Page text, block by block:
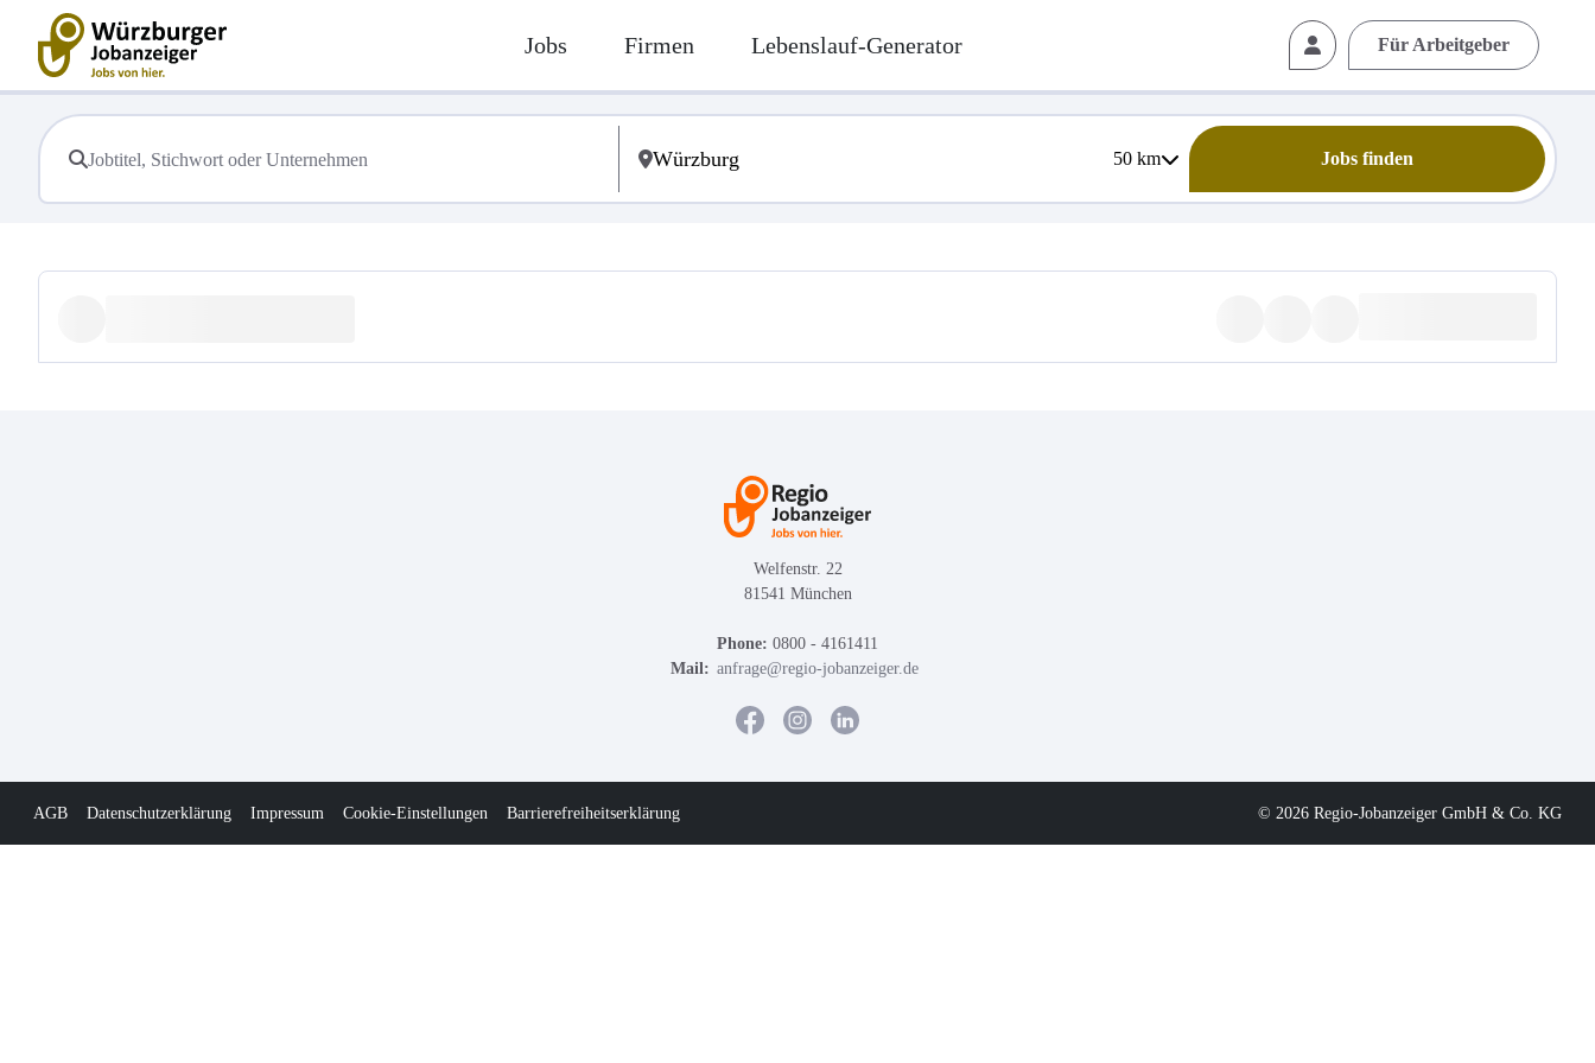
Jobs Firmen Lebenslauf-Generator Für Arbeitgeber
50km Jobs finden
Welfenstr. 22
81541 München
Phone: 0800 - 4161411
Mail: anfrage@regio-jobanzeiger.de
AGB Datenschutzerklärung Impressum Cookie-Einstellungen Barrierefreiheitserklärung © 2026 Regio-Jobanzeiger GmbH & Co. KG